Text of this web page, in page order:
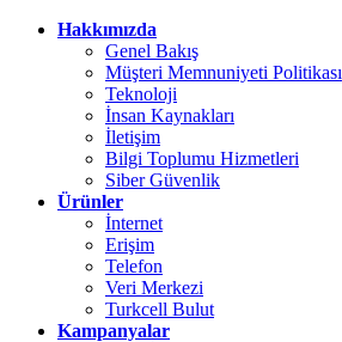
Hakkımızda
Genel Bakış
Müşteri Memnuniyeti Politikası
Teknoloji
İnsan Kaynakları
İletişim
Bilgi Toplumu Hizmetleri
Siber Güvenlik
Ürünler
İnternet
Erişim
Telefon
Veri Merkezi
Turkcell Bulut
Kampanyalar